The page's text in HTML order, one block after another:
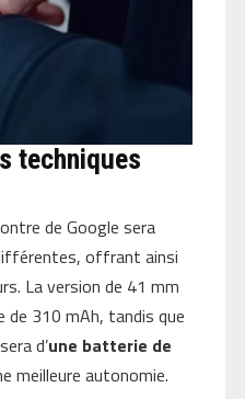
techniques
de Google sera
offrant ainsi
La version de 41 mm
de 310 mAh, tandis que
d’une batterie de
meilleure autonomie.